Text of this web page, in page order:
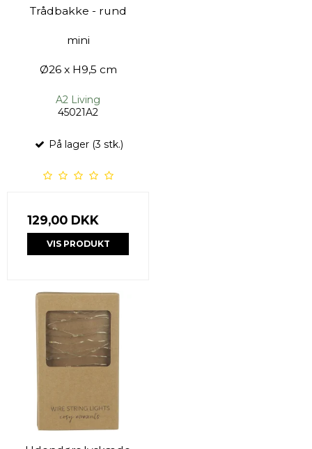
Trådbakke - rund
mini
Ø26 x H9,5 cm
A2 Living
45021A2
På lager (3 stk.)
129,00 DKK
VIS PRODUKT